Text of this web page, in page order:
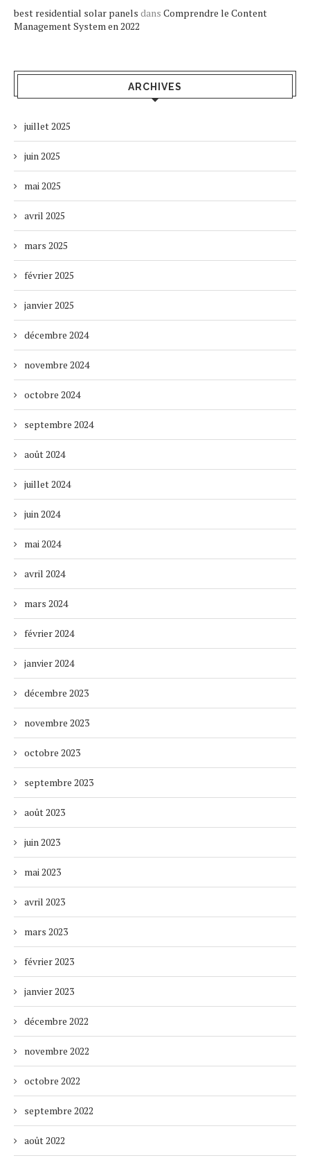
best residential solar panels dans Comprendre le Content
Management System en 2022
ARCHIVES
juillet 2025
juin 2025
mai 2025
avril 2025
mars 2025
février 2025
janvier 2025
décembre 2024
novembre 2024
octobre 2024
septembre 2024
août 2024
juillet 2024
juin 2024
mai 2024
avril 2024
mars 2024
février 2024
janvier 2024
décembre 2023
novembre 2023
octobre 2023
septembre 2023
août 2023
juin 2023
mai 2023
avril 2023
mars 2023
février 2023
janvier 2023
décembre 2022
novembre 2022
octobre 2022
septembre 2022
août 2022